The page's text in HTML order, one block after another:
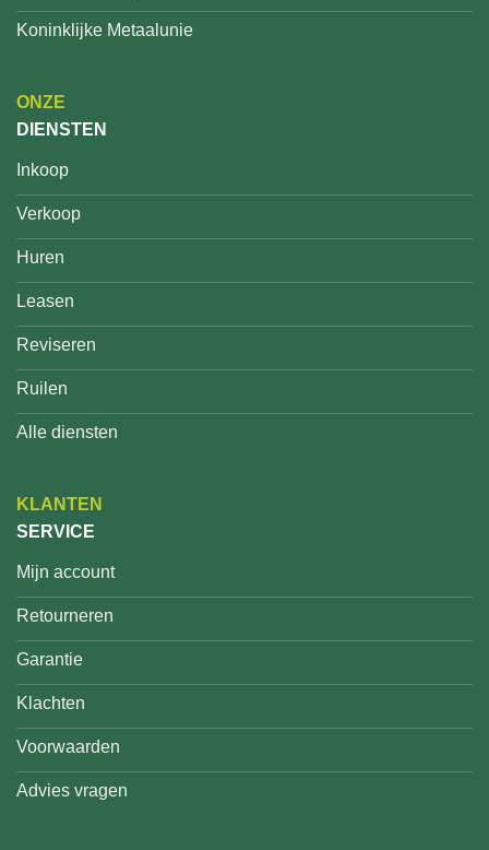
Koninklijke Metaalunie
ONZE
DIENSTEN
Inkoop
Verkoop
Huren
Leasen
Reviseren
Ruilen
Alle diensten
KLANTEN
SERVICE
Mijn account
Retourneren
Garantie
Klachten
Voorwaarden
Advies vragen